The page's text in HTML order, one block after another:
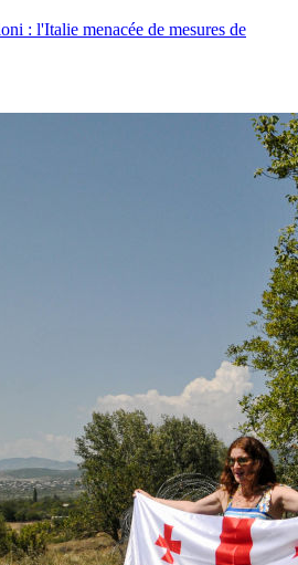
: l'Italie menacée de mesures de